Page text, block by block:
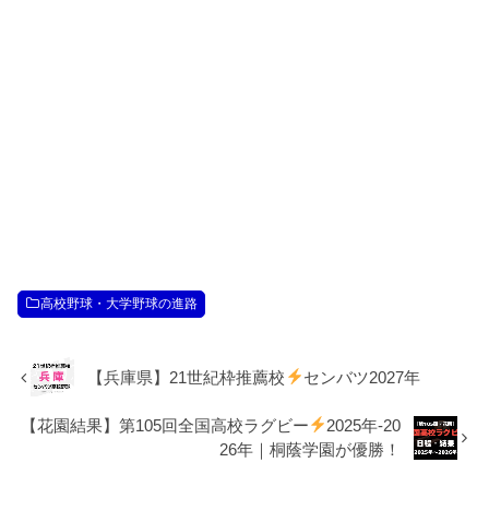
高校野球・大学野球の進路
【兵庫県】21世紀枠推薦校 センバツ2027年
【花園結果】第105回全国高校ラグビー
2025年-20
26年｜桐蔭学園が優勝！